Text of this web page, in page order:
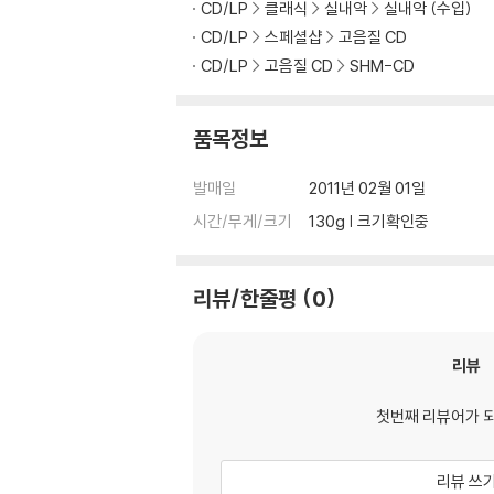
CD/LP 클래식 실내악
실내악 (수입)
CD/LP
스페셜샵
고음질 CD
CD/LP
고음질 CD SHM-CD
품목정보
발매일
2011년 02월 01일
시간/무게/크기
130g | 크기확인중
리뷰/한줄평 0
리뷰
첫번째 리뷰어가
리뷰 쓰기